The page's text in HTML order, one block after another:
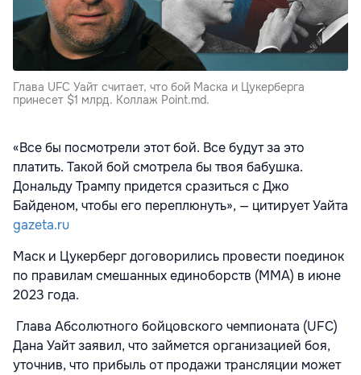
Глава UFC Уайт считает, что бой Маска и Цукерберга
принесет $1 млрд. Коллаж Point.md.
«Все бы посмотрели этот бой. Все будут за это
платить. Такой бой смотрела бы твоя бабушка.
Дональду Трампу придется сразиться с Джо
Байденом, чтобы его переплюнуть», — цитирует Уайта
gazeta.ru
Маск и Цукерберг договорились провести поединок
по правилам смешанных единоборств (ММА) в июне
2023 года.
Глава Абсолютного бойцовского чемпионата (UFC)
Дана Уайт заявил, что займется организацией боя,
уточнив, что прибыль от продажи трансляции может